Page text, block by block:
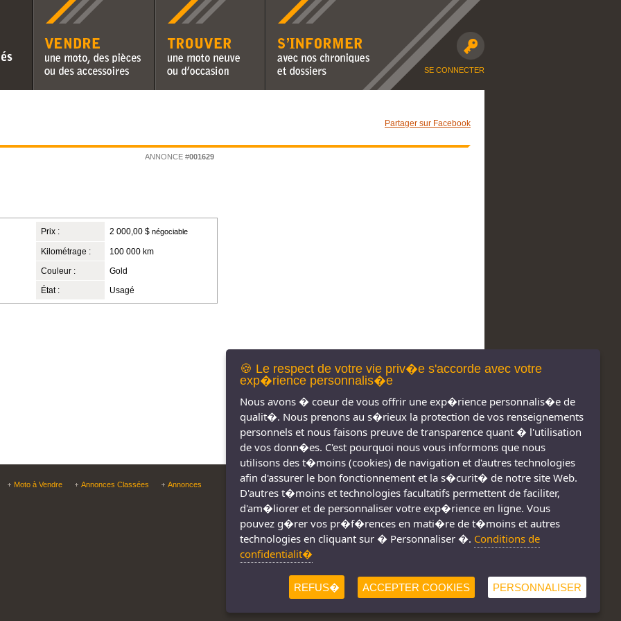
Vendre une moto, des pièces ou
des accessoires
Trouver une moto neuve ou
d'occasion
S'informer avec nos
chroniques moto et dossiers
SE CONNECTER
Partager sur Facebook
ANNONCE #001629
Prix : 2 000,00 $ négociable
Kilométrage : 100 000 km
Couleur : Gold
État : Usagé
Moto à Vendre Annonces Classées
Annonces
Copyright © Tous droits réservés 2011-
2026
Nous joindre
Conditions d'utilisation
Consignes de sécurité
🍪 Le respect de votre vie priv�e s'accorde avec votre
exp�rience personnalis�e
Nous avons � coeur de vous offrir une exp�rience personnalis�e de
qualit�. Nous prenons au s�rieux la protection de vos renseignements
personnels et nous faisons preuve de transparence quant � l'utilisation
de vos donn�es. C'est pourquoi nous vous informons que nous
utilisons des t�moins (cookies) de navigation et d'autres technologies
afin d'assurer le bon fonctionnement et la s�curit� de notre site Web.
D'autres t�moins et technologies facultatifs permettent de faciliter,
d'am�liorer et de personnaliser votre exp�rience en ligne. Vous
pouvez g�rer vos pr�f�rences en mati�re de t�moins et autres
technologies en cliquant sur � Personnaliser �. Conditions de
confidentialit�
REFUS� ACCEPTER COOKIES PERSONNALISER